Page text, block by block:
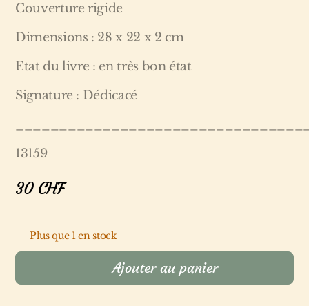
Couverture rigide
Dimensions : 28 x 22 x 2 cm
Etat du livre : en très bon état
Signature : Dédicacé
13159
30CHF
Plus que 1 en stock
Ajouter au panier